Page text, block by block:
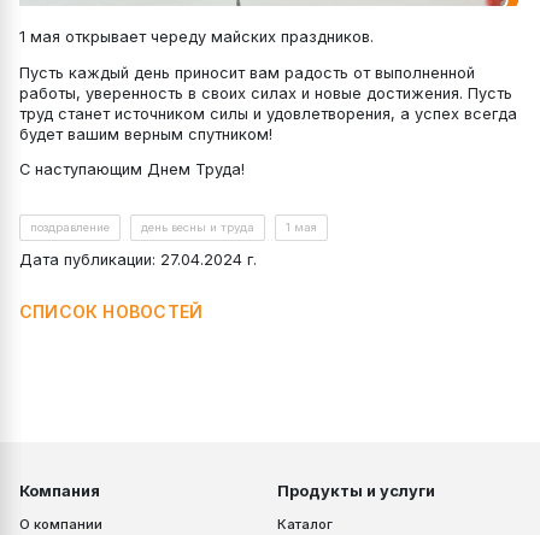
1 мая открывает череду майских праздников.
Пусть каждый день приносит вам радость от выполненной
работы, уверенность в своих силах и новые достижения. Пусть
труд станет источником силы и удовлетворения, а успех всегда
будет вашим верным спутником!
С наступающим Днем Труда!
поздравление день весны и труда 1 мая
Дата публикации: 27.04.2024 г.
СПИСОК НОВОСТЕЙ
Компания
О компании
Продукты и услуги
Каталог